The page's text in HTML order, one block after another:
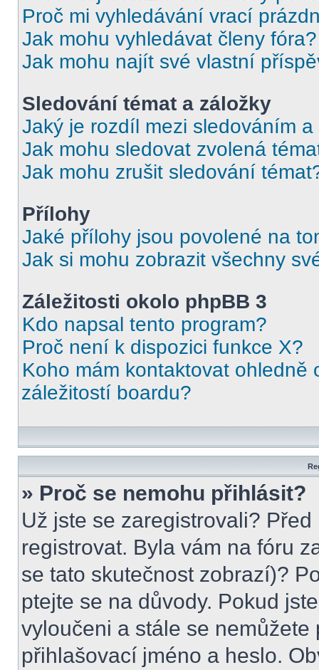
Proč mi vyhledávání vrací
Jak mohu vyhledávat členy fóra?
Jak mohu najít své vlastní
Sledování témat a záložky
Jaký je rozdíl mezi sledováním a
Jak mohu sledovat zvolená
Jak mohu zrušit sledování
Přílohy
Jaké přílohy jsou povolené na
Jak si mohu zobrazit všechny
Záležitosti okolo phpBB 3
Kdo napsal tento program?
Proč není k dispozici funkce X?
Koho mám kontaktovat
záležitostí boardu?
» Proč se nemohu přihlásit?
Už jste se zaregistrovali?
registrovat. Byla vám na fóru
se tato skutečnost zobrazí)?
ptejte se na důvody. Pokud
vyloučeni a stále se
přihlašovací jméno a heslo.